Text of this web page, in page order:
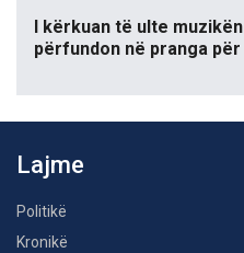
I kërkuan të ulte
përfundon në pranga
Lajme
Politikë
Kronikë